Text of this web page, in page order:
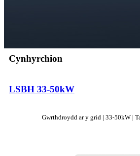
Cynhyrchion
LSBH 33-50kW
Gwrthdroydd ar y grid | 33-50kW |